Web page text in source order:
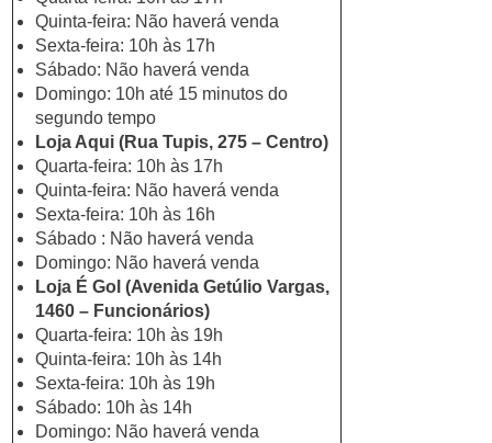
Quinta-feira: Não haverá venda
Sexta-feira: 10h às 17h
Sábado: Não haverá venda
Domingo: 10h até 15 minutos do
segundo tempo
Loja Aqui (Rua Tupis, 275 – Centro)
Quarta-feira: 10h às 17h
Quinta-feira: Não haverá venda
Sexta-feira: 10h às 16h
Sábado : Não haverá venda
Domingo: Não haverá venda
Loja É Gol (Avenida Getúlio Vargas,
1460 – Funcionários)
Quarta-feira: 10h às 19h
Quinta-feira: 10h às 14h
Sexta-feira: 10h às 19h
Sábado: 10h às 14h
Domingo: Não haverá venda